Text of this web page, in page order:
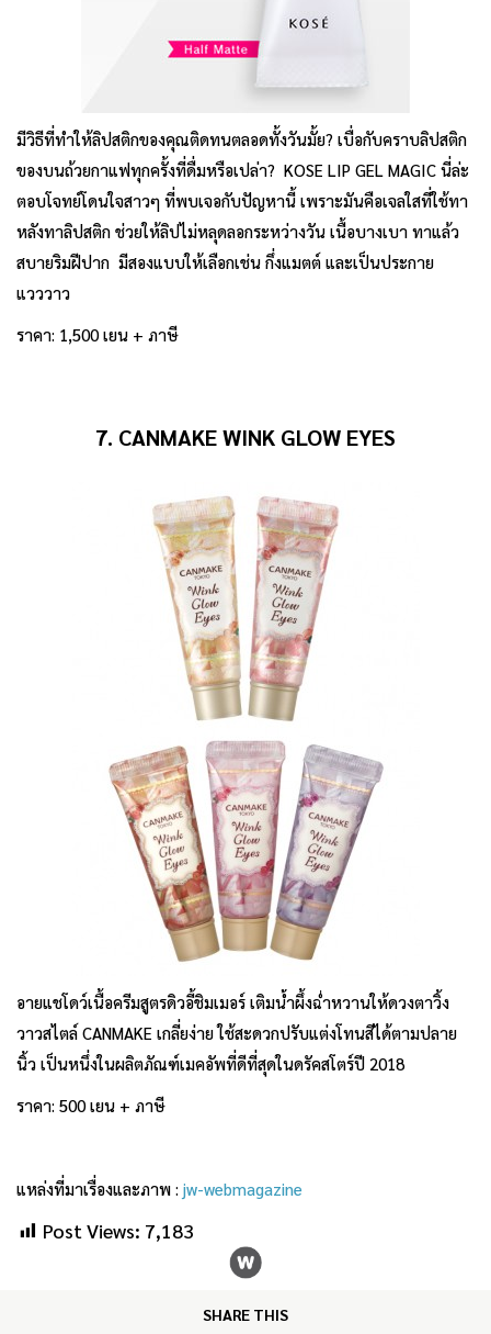
มีวิธีที่ทำให้ลิปสติกของคุณติดทนตลอดทั้งวันมั้ย? เบื่อกับคราบลิปสติก
ของบนถ้วยกาแฟทุกครั้งที่ดื่มหรือเปล่า? KOSE LIP GEL MAGIC นี่ล่ะ
ตอบโจทย์โดนใจสาวๆ ที่พบเจอกับปัญหานี้ เพราะมันคือเจลใสที่ใช้ทา
หลังทาลิปสติก ช่วยให้ลิปไม่หลุดลอกระหว่างวัน เนื้อบางเบา ทาแล้ว
สบายริมฝีปาก มีสองแบบให้เลือกเช่น กึ่งแมตต์ และเป็นประกาย
แวววาว
ราคา: 1,500 เยน + ภาษี
7. CANMAKE WINK GLOW EYES
อายแชโดว์เนื้อครีมสูตรดิวอี้ชิมเมอร์ เติมน้ำผึ้งฉ่ำหวานให้ดวงตาวิ้ง
วาวสไตล์ CANMAKE เกลี่ยง่าย ใช้สะดวกปรับแต่งโทนสีได้ตามปลาย
นิ้ว เป็นหนึ่งในผลิตภัณฑ์เมคอัพที่ดีที่สุดในดรัคสโตร์ปี 2018
ราคา: 500 เยน + ภาษี
แหล่งที่มาเรื่องและภาพ : jw-webmagazine
Post Views: 7,183
SHARE THIS